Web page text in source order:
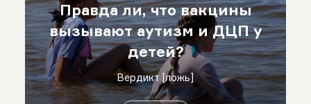
Правда ли, что вакцины
вызывают аутизм и ДЦП у
детей?
Вердикт [ложь]